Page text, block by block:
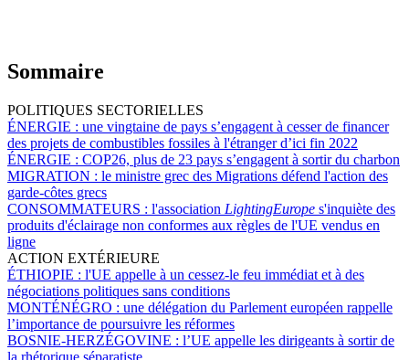
Sommaire
POLITIQUES SECTORIELLES
ÉNERGIE : une vingtaine de pays s’engagent à cesser de financer
des projets de combustibles fossiles à l'étranger d’ici fin 2022
ÉNERGIE : COP26, plus de 23 pays s’engagent à sortir du charbon
MIGRATION : le ministre grec des Migrations défend l'action des
garde-côtes grecs
CONSOMMATEURS : l'association LightingEurope s'inquiète des
produits d'éclairage non conformes aux règles de l'UE vendus en
ligne
ACTION EXTÉRIEURE
ÉTHIOPIE : l'UE appelle à un cessez-le feu immédiat et à des
négociations politiques sans conditions
MONTÉNÉGRO : une délégation du Parlement européen rappelle
l’importance de poursuivre les réformes
BOSNIE-HERZÉGOVINE : l’UE appelle les dirigeants à sortir de
la rhétorique séparatiste